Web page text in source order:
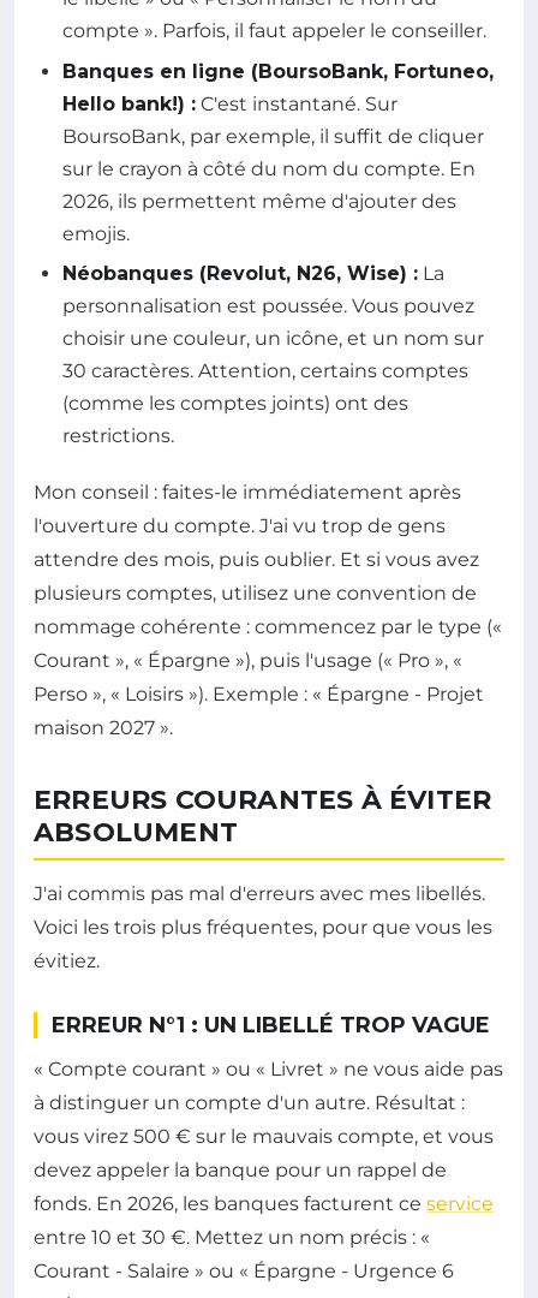
compte ». Parfois, il faut appeler le conseiller.
Banques en ligne (BoursoBank, Fortuneo,
Hello bank!) : C'est instantané. Sur
BoursoBank, par exemple, il suffit de cliquer
sur le crayon à côté du nom du compte. En
2026, ils permettent même d'ajouter des
emojis.
Néobanques (Revolut, N26, Wise) : La
personnalisation est poussée. Vous pouvez
choisir une couleur, un icône, et un nom sur
30 caractères. Attention, certains comptes
(comme les comptes joints) ont des
restrictions.
Mon conseil : faites-le immédiatement après
l'ouverture du compte. J'ai vu trop de gens
attendre des mois, puis oublier. Et si vous avez
plusieurs comptes, utilisez une convention de
nommage cohérente : commencez par le type («
Courant », « Épargne »), puis l'usage (« Pro », «
Perso », « Loisirs »). Exemple : « Épargne - Projet
maison 2027 ».
ERREURS COURANTES À ÉVITER
ABSOLUMENT
J'ai commis pas mal d'erreurs avec mes libellés.
Voici les trois plus fréquentes, pour que vous les
évitiez.
ERREUR N°1 : UN LIBELLÉ TROP VAGUE
« Compte courant » ou « Livret » ne vous aide pas
à distinguer un compte d'un autre. Résultat :
vous virez 500 € sur le mauvais compte, et vous
devez appeler la banque pour un rappel de
fonds. En 2026, les banques facturent ce service
entre 10 et 30 €. Mettez un nom précis : «
Courant - Salaire » ou « Épargne - Urgence 6